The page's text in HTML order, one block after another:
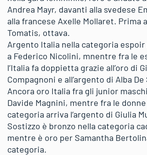
Andrea Mayr, davanti alla svedese
alla francese Axelle Mollaret. Prima
Tomatis, ottava.
Argento Italia nella categoria
a Federico Nicolini, mnentre fra le
l’Italia fa doppietta grazie all’oro di
Compagnoni e all’argento di Alba
Ancora oro Italia fra gli junior
Davide Magnini, mentre fra le
categoria arriva l’argento di Giulia
Sostizzo è bronzo nella categoria
mentre è oro per Samantha
categoria.